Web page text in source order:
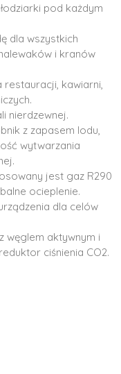
pod każdym
dla wszystkich
i kranów
restauracji, kawiarni,
nierdzewnej.
z zapasem lodu,
wytwarzania
jest gaz R290
ocieplenie.
dla celów
węglem aktywnym i
ciśnienia CO2.